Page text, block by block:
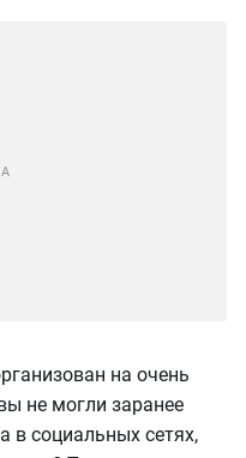
на очень
не могли заранее
в социальных сетях,